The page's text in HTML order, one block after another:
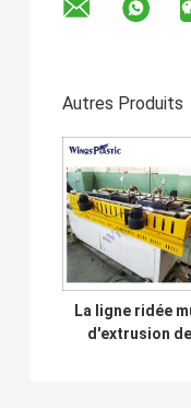
Autres Produits
La ligne ridée
d'extrusion de